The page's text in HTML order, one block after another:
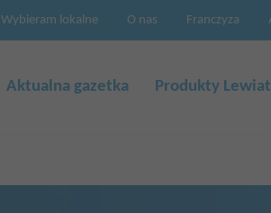
Wybieram lokalne O nas Franczyza
Aktualna gazetka Produkty